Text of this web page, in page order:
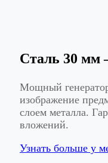
Сталь 30 мм
Мощный
изображение
слоем металла.
вложений.
Узнать больше у